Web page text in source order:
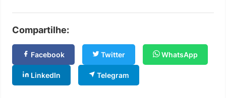
Compartilhe:
Facebook Twitter WhatsApp
LinkedIn Telegram